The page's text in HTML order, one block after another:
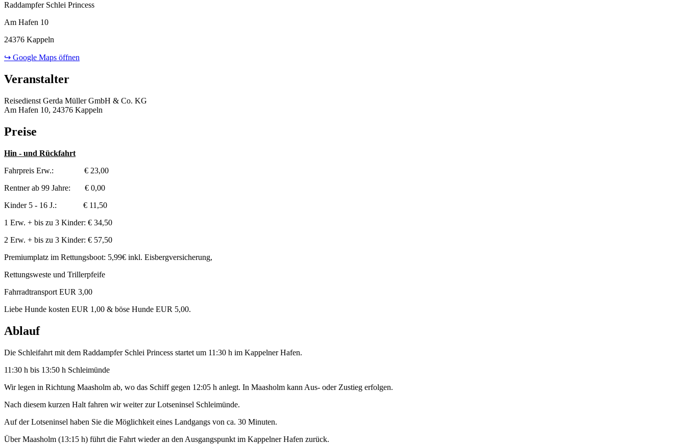
Raddampfer Schlei Princess
Am Hafen 10
24376 Kappeln
↪ Google Maps öffnen
Veranstalter
Reisedienst Gerda Müller GmbH & Co. KG
Am Hafen 10, 24376 Kappeln
Preise
Hin - und Rückfahrt
Fahrpreis Erw.: € 23,00
Rentner ab 99 Jahre: € 0,00
Kinder 5 - 16 J.: € 11,50
1 Erw. + bis zu 3 Kinder: € 34,50
2 Erw. + bis zu 3 Kinder: € 57,50
Premiumplatz im Rettungsboot: 5,99€ inkl. Eisbergversicherung,
Rettungsweste und Trillerpfeife
Fahrradtransport EUR 3,00
Liebe Hunde kosten EUR 1,00 & böse Hunde EUR 5,00.
Ablauf
Die Schleifahrt mit dem Raddampfer Schlei Princess startet um 11:30 h im Kappelner Hafen.
11:30 h bis 13:50 h Schleimünde
Wir legen in Richtung Maasholm ab, wo das Schiff gegen 12:05 h anlegt. In Maasholm kann Aus- oder Zustieg erfolgen.
Nach diesem kurzen Halt fahren wir weiter zur Lotseninsel Schleimünde.
Auf der Lotseninsel haben Sie die Möglichkeit eines Landgangs von ca. 30 Minuten.
Über Maasholm (13:15 h) führt die Fahrt wieder an den Ausgangspunkt im Kappelner Hafen zurück.